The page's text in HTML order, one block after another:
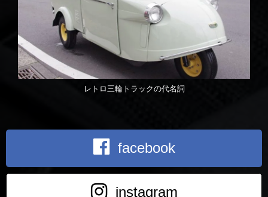
レトロ三輪トラックの代名詞
facebook
instagram